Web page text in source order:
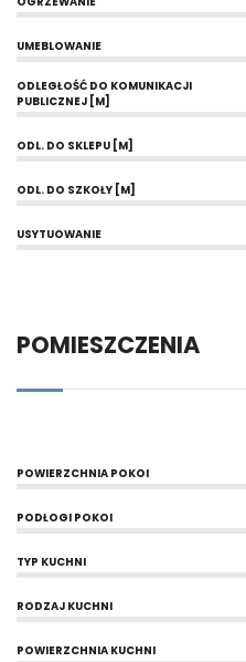
UMEBLOWANIE
ODLEGŁOŚĆ DO KOMUNIKACJI
PUBLICZNEJ [M]
ODL. DO SKLEPU [M]
ODL. DO SZKOŁY [M]
USYTUOWANIE
POMIESZCZENIA
POWIERZCHNIA POKOI
PODŁOGI POKOI
TYP KUCHNI
RODZAJ KUCHNI
POWIERZCHNIA KUCHNI